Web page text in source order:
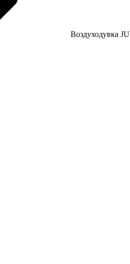
Воздуходувка